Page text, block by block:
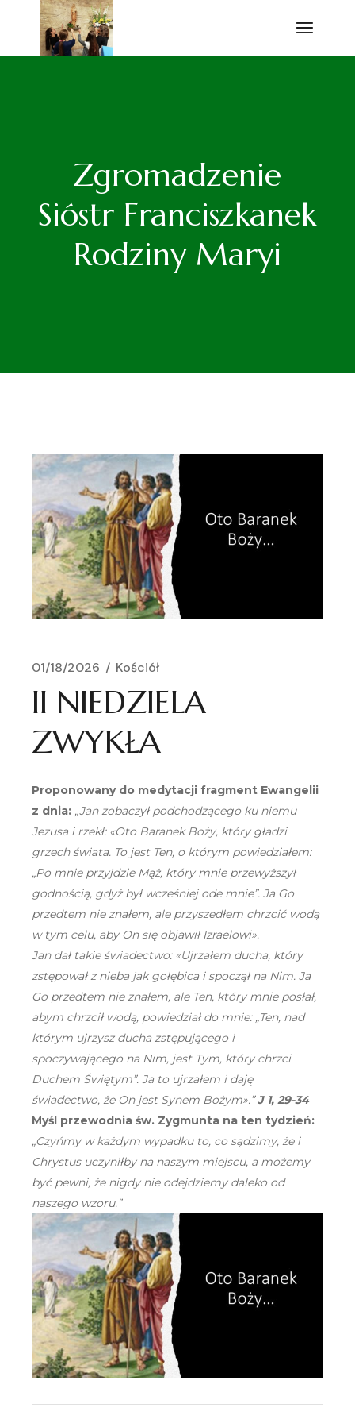
Przejdź
Zgromadzenie
Sióstr Franciszkanek
Rodziny Maryi
01/18/2026 Kościół
II NIEDZIELA
ZWYKŁA
Proponowany do medytacji fragment Ewangelii
z dnia: „Jan zobaczył podchodzącego ku niemu
Jezusa i rzekł: «Oto Baranek Boży, który gładzi
grzech świata. To jest Ten, o którym powiedziałem:
„Po mnie przyjdzie Mąż, który mnie przewyższył
godnością, gdyż był wcześniej ode mnie”. Ja Go
przedtem nie znałem, ale przyszedłem chrzcić wodą
w tym celu, aby On się objawił Izraelowi».
Jan dał takie świadectwo: «Ujrzałem ducha, który
zstępował z nieba jak gołębica i spoczął na Nim. Ja
Go przedtem nie znałem, ale Ten, który mnie posłał,
abym chrzcił wodą, powiedział do mnie: „Ten, nad
którym ujrzysz ducha zstępującego i
spoczywającego na Nim, jest Tym, który chrzci
Duchem Świętym”. Ja to ujrzałem i daję
świadectwo, że On jest Synem Bożym».”J 1, 29-34
Myśl przewodnia św. Zygmunta na ten tydzień:
„Czyńmy w każdym wypadku to, co sądzimy, że i
Chrystus uczyniłby na naszym miejscu, a możemy
być pewni, że nigdy nie odejdziemy daleko od
naszego wzoru.”